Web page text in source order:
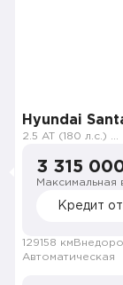
Hyundai
3 315
Максимальная
Кредит
129158 км
Автоматическая